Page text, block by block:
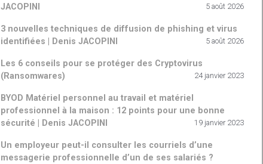
JACOPINI
5 août 2026
3 nouvelles techniques de diffusion de phishing et virus
identifiées | Denis JACOPINI
5 août 2026
Les 6 conseils pour se protéger des Cryptovirus
(Ransomwares)
24 janvier 2023
BYOD Matériel personnel au travail et matériel
professionnel à la maison : 12 points pour une bonne
sécurité | Denis JACOPINI
19 janvier 2023
Un employeur peut-il consulter les courriels d’une
messagerie professionnelle d’un de ses salariés ?